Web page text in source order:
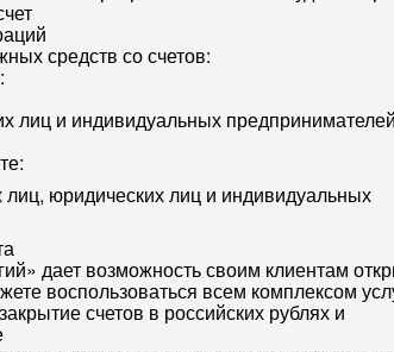
средств со счетов:
лиц и индивидуальных предпринимателей
лиц, юридических лиц и индивидуальных
дает возможность своим клиентам
воспользоваться всем комплексом
счетов в российских рублях и